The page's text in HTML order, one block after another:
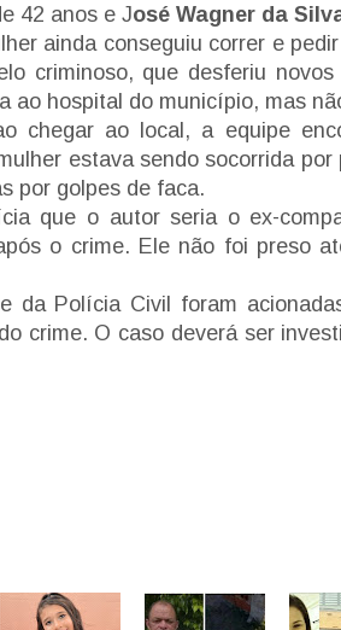
42 anos e José Wagner da
ainda conseguiu correr e
criminoso, que desferiu
ao hospital do município, mas
chegar ao local, a equipe
estava sendo socorrida por
por golpes de faca.
que o autor seria o ex-
o crime. Ele não foi preso
da Polícia Civil foram
crime. O caso deverá ser